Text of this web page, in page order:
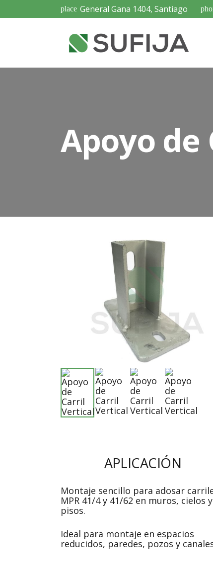
place General Gana 1404, Santiago
Apoyo
APLICACIÓN
Montaje sencillo para adosar
MPR 41/4 y 41/62 en muros, cielos y
pisos.
Ideal para montaje en espacios
reducidos, paredes, pozos y